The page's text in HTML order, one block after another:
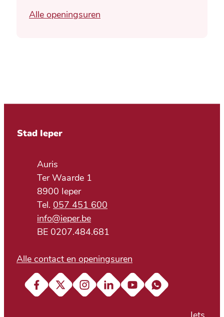
Alle openingsuren
Contact & openingsuren
Stad Ieper
AdresAuris
Ter Waarde 1
,8900 Ieper
057 451 600
E-mailinfo@ieper.be
BTW nr.BE 0207.484.681
Alle contact en openingsuren
FacebookX (Twitter)InstagramLinkedInYouTubeSoundcloud